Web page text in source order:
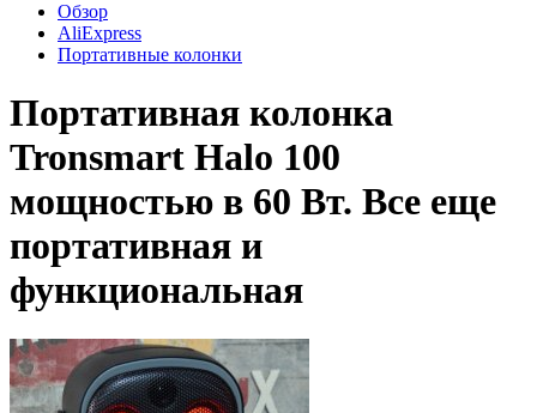
Обзор
AliExpress
Портативные колонки
Портативная колонка
Tronsmart Halo 100
мощностью в 60 Вт. Все еще
портативная и
функциональная